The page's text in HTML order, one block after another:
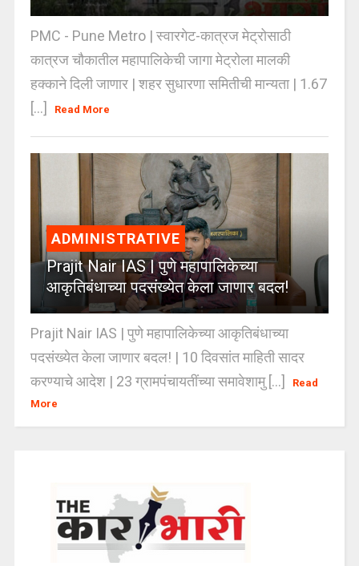
PMC - Pune Metro | स्वारगेट-कात्रज मेट्रोसाठी
कात्रज चौकातील महापालिकेची जागा मेट्रोला मालकी
हक्काने दिली जाणार | शहर सुधारणा समितीची मान्यता | 1.67
[...]
Read More
ADMINISTRATIVE
Prajit Nair IAS | पुणे महापालिकेच्या
आकृतिबंधाच्या पदसंख्येत केला जाणार बदल!
Prajit Nair IAS | पुणे महापालिकेच्या आकृतिबंधाच्या
पदसंख्येत केला जाणार बदल! | 10 दिवसांत माहिती सादर
करण्याचे आदेश | 23 ग्रामपंचायतींच्या समावेशामु [...]
Read
More